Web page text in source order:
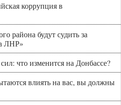
коррупция в
района будут судить за
ЛНР»
что изменится на Донбассе?
влиять на вас, вы должны